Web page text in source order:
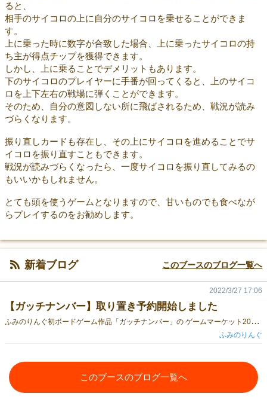
ると、
相手のサイコロの上に自分のサイコロを乗せることができま
す。
上に乗った時に数字が合致した場合、上に乗ったサイコロの持
ち主が得点チップを獲得できます。
しかし、上に乗ることでデメリットもあります。
下のサイコロのプレイヤーに手番が回ってくると、上のサイコ
ロを上下左右の戦場に弾くことができます。
そのため、自分の意図しない所に飛ばされるため、戦況が読み
づらくなります。
振り直しカードも存在し、その上にサイコロを進めることでサ
イコロを振り直すこともできます。
戦況が読みづらくなったら、一度サイコロを振り直してみるの
もいいかもしれません。
とても頭を使うゲームとなりますので、甘いものでも食べなが
らプレイするのをお勧めします。
新着ブログ このブースのブログ一覧へ
【ガッチナンバー】取り置き予約開始しました
ふ
みのりんぐ初ボードゲーム作品「ガッチナンバー」の ゲームマーケット2022春 4月23日（土曜） 当日取り置き予約を開始しました。 予約はコチラのリンク先から行うことができます。 締め切りは「４月２２日（金）２３時５９分まで」とさせていただきます。 当日、皆様と会えることを心よりお待ちしています！！
2022/3/27 17:06
ふみのりんぐ
このブースのブログ一覧へ